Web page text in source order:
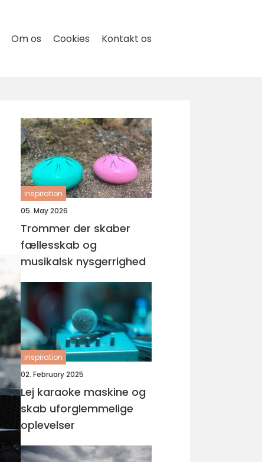
Om os Cookies Kontakt os
inspiration
05. May 2026
Trommer der skaber
fællesskab og
musikalsk nysgerrighed
inspiration
02. February 2025
Lej karaoke maskine og
skab uforglemmelige
oplevelser